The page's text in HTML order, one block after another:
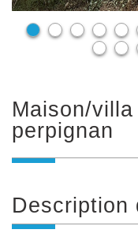
maison/villa 92 m² - 4 pièces -
perpignan